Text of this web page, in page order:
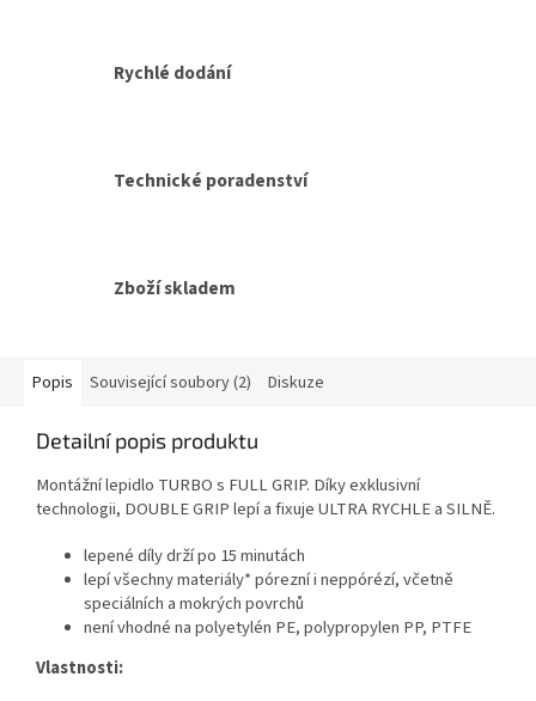
Rychlé dodání
Technické poradenství
Zboží skladem
Popis Související soubory (2) Diskuze
Detailní popis produktu
Montážní lepidlo TURBO s FULL GRIP. Díky exklusivní
technologii, DOUBLE GRIP lepí a fixuje ULTRA RYCHLE a SILNĚ.
lepené díly drží po 15 minutách
lepí všechny materiály* pórezní i neppórézí, včetně
speciálních a mokrých povrchů
není vhodné na polyetylén PE, polypropylen PP, PTFE
Vlastnosti: